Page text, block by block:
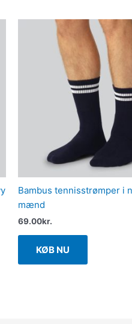
Bambus tennisstrømper i
mænd
69.00kr.
KØB NU